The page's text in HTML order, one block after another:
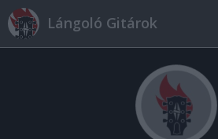
Lángoló Gitárok